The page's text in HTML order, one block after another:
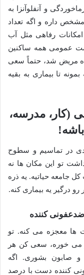
و آنفلوآنزا به
داره و اگه تعداد
امکانات رفاهی مثل آب
عمومی همه ساکنین
مریض شد، حتماً سعی
تا بیماری به بقیه
(کار، مدرسه،
در تماسیم و سطوح
تو این مکان ها نه
جامعه حیاتیه. یه ذره
درگیر یه بیماری کنه.
کننده
معجزه می کنه. تو
خوره، سعی کن هر
صابون بشوری. اگه
کننده دست با درصد